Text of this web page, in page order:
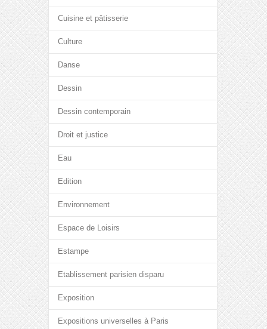
Cuisine et pâtisserie
Culture
Danse
Dessin
Dessin contemporain
Droit et justice
Eau
Edition
Environnement
Espace de Loisirs
Estampe
Etablissement parisien disparu
Exposition
Expositions universelles à Paris